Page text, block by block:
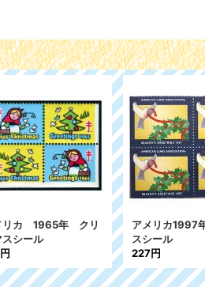
アメリカ1997年クリスマ
スシール
227円
アメリカ
スシール
158円